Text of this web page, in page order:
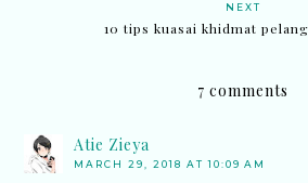
NEXT
10 tips kuasai khidmat
7 comments
Atie Zieya
MARCH 29, 2018 AT 10:09 AM